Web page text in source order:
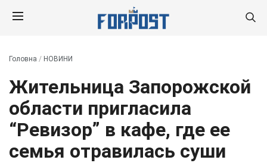
Головна / НОВИНИ
Жительница Запорожской
области пригласила
“Ревизор” в кафе, где ее
семья отравилась суши